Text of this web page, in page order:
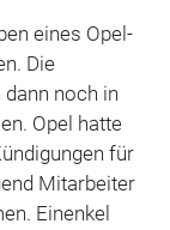
eines Opel-
Die
noch in
Opel hatte
für
Mitarbeiter
Einenkel